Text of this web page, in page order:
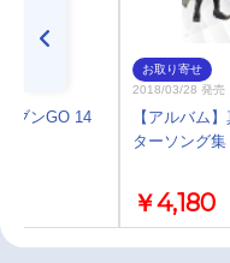
ブンGO 14
お取り寄せ
2018/03/28 発売
【アルバム
ターソング集
￥4,180